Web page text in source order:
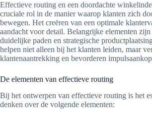
Effectieve routing en een doordachte
cruciale rol in de manier waarop klanten zich
bewegen. Het creëren van een optimale
aandacht voor detail. Belangrijke elementen
duidelijke paden en strategische
helpen niet alleen bij het klanten leiden, maar
klantenaantrekking en bevorderen
De elementen van effectieve routing
Bij het ontwerpen van effectieve routing is het
denken over de volgende elementen: